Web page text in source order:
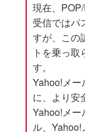
現在、
受信ではパ
すが、この
トを乗っ
す。
Yahoo!メー
に、より安
Yahoo!メー
ル、